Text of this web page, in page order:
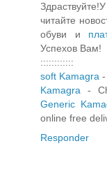
читайте
обуви и
Успехов Вам!
::::::::::::
soft Kamagra
Kamagra-
Generic
online free
Responder